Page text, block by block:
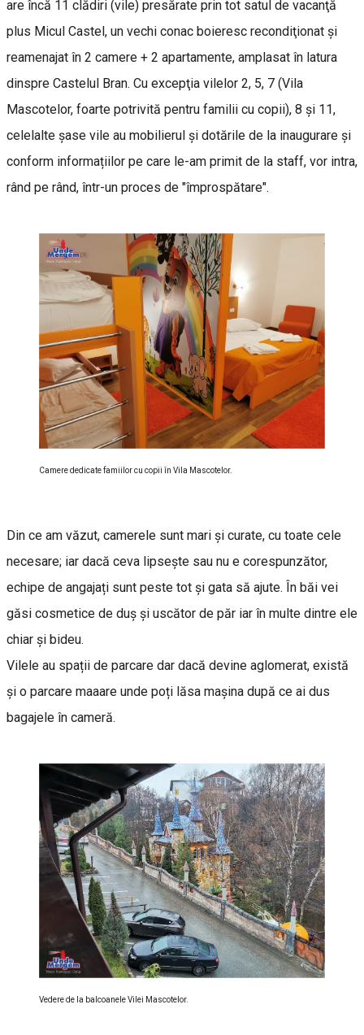
are încă 11 clădiri (vile) presărate prin tot satul de vacanţă
plus Micul Castel, un vechi conac boieresc recondiţionat şi
reamenajat în 2 camere + 2 apartamente, amplasat în latura
dinspre Castelul Bran. Cu excepţia vilelor 2, 5, 7 (Vila
Mascotelor, foarte potrivită pentru familii cu copii), 8 și 11,
celelalte șase vile au mobilierul şi dotările de la inaugurare şi
conform informațiilor pe care le-am primit de la staff, vor intra,
rând pe rând, într-un proces de "împrospătare".
Camere dedicate famiilor cu copii în Vila Mascotelor.
Din ce am văzut, camerele sunt mari și curate, cu toate cele
necesare; iar dacă ceva lipsește sau nu e corespunzător,
echipe de angajați sunt peste tot și gata să ajute. În băi vei
găsi cosmetice de duș şi uscător de păr iar în multe dintre ele
chiar şi bideu.
Vilele au spații de parcare dar dacă devine aglomerat, există
și o parcare maaare unde poți lăsa mașina după ce ai dus
bagajele în cameră.
Vedere de la balcoanele Vilei Mascotelor.